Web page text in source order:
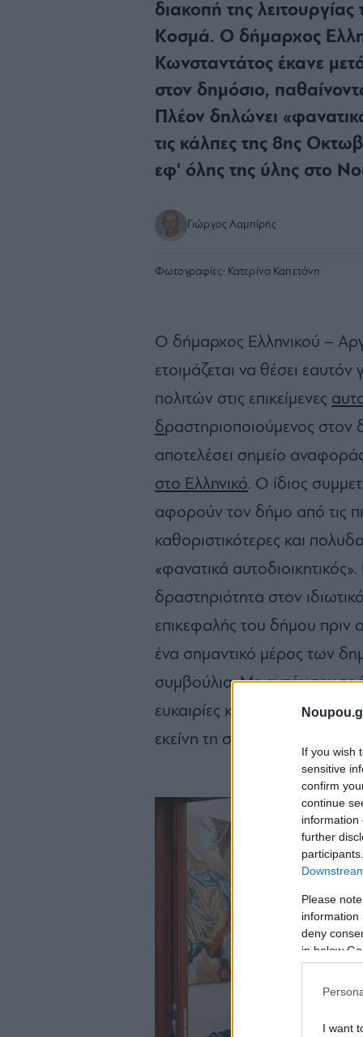
If you wish
sensitive
confirm
continue
information
further
Please
information
deny
in below
I want
διακοπή της
Κοσμά. Ο δήμαρχος
Κωνσταντάτος έκανε
στον δημόσιο,
Πλέον δηλώνει
τις κάλπες της 8ης
εφ' όλης της ύλης στο
Γιώργος Λαμπίρης
Φωτογραφίες: Κατερίνα Καπετάνη
Ο δήμαρχος Ελληνικού –
ετοιμάζεται να θέσει
πολιτών στις επικείμενες
δραστηριοποιούμενος στον
αποτελέσει σημείο
στο Ελληνικό. Ο ίδιος
αφορούν τον δήμο από τις
καθοριστικότερες και
«φανατικά
δραστηριότητα στον
επικεφαλής του δήμου πριν
ένα σημαντικό μέρος των
συμβούλια. Με αυτόν τον
ευκαιρίες και τη
εκείνη τη στιγμή ήταν